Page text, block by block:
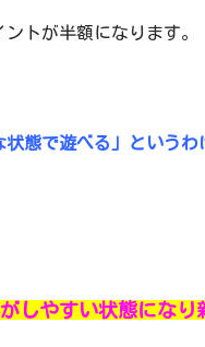
トが半額になります。
態で遊べる」というわ
しやすい状態になり